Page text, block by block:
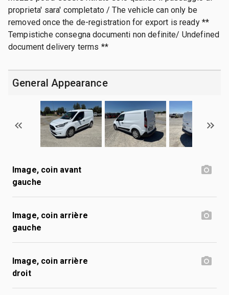
proprieta' sara' completato / The vehicle can only be
removed once the de-registration for export is ready **
Tempistiche consegna documenti non definite/ Undefined
document delivery terms **
General Appearance
Image, coin avant
gauche
Image, coin arrière
gauche
Image, coin arrière
droit